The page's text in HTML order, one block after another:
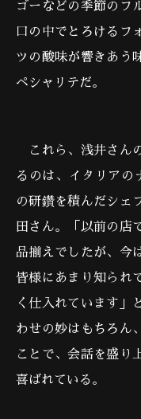
ゴーなどの季節のフ
口の中でとろけるフ
ツの酸味が響きあう
ペシャリテだ。
これら、浅井さん
るのは、イタリアの
の研鑽を積んだシェ
田さん。「以前の店
品揃えでしたが、今
皆様にあまり知られ
く仕入れています」
わせの妙はもちろん
ことで、会話を盛り
喜ばれている。